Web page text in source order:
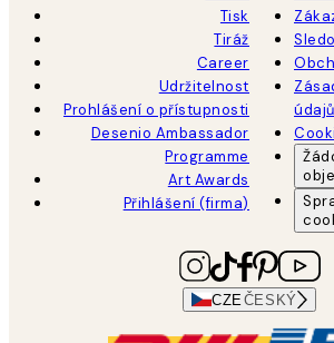
Tisk
Tiráž
Career
Udržitelnost
Prohlášení o přístupnosti
Desenio Ambassador
Programme
Art Awards
Přihlášení (firma)
údajů
CZE ČESKÝ